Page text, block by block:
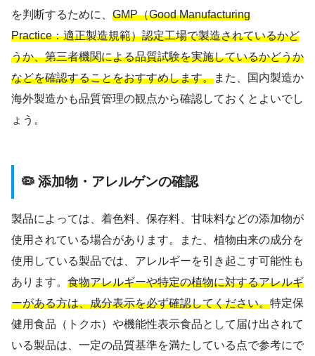
を判断するために、 GMP（Good Manufacturing
Practice：適正製造規範）認定工場で製造されているかど
うか、第三者機関による品質試験を実施しているかどうか
などを確認することをおすすめします。また、国内製造か
海外製造かも品質管理の観点から確認しておくとよいでし
ょう。
🦠 添加物・アレルゲンの確認
製品によっては、着色料、保存料、甘味料などの添加物が
使用されている場合があります。また、植物由来の成分を
使用している製品では、アレルギーを引き起こす可能性も
あります。 食物アレルギーや特定の植物に対するアレルギ
ーがある方は、成分表示を必ず確認してください。特定保
健用食品（トクホ）や機能性表示食品として届け出されて
いる製品は、一定の品質基準を満たしている点で参考にで